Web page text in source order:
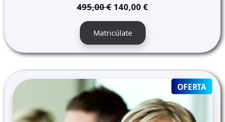
495,00€ El
precio
original
era:
495,00 €.
140,00 €El
140,00 €.
Matricúlate
OFERTA
ON